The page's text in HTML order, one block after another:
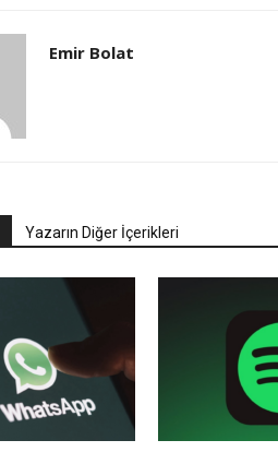
Emir Bolat
Yazarın Diğer İçerikleri